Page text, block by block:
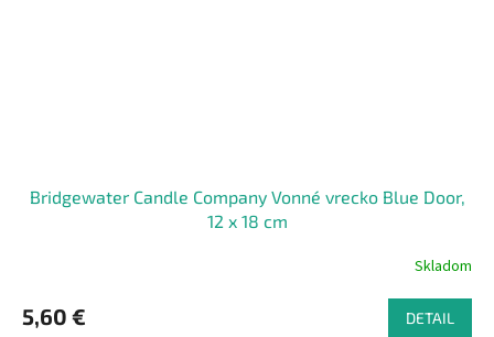
Bridgewater Candle Company Vonné vrecko Blue Door,
12 x 18 cm
Skladom
5,60 € DETAIL